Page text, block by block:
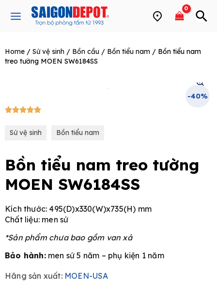
Main
Home / Sứ vệ sinh / Bồn cầu / Bồn tiểu nam / Bồn tiểu nam
treo tường MOEN SW6184SS
-40%
5/5
Sứ vệ sinh Bồn tiểu nam
Bồn tiểu nam treo tường
MOEN SW6184SS
Kích thước: 495(D)x330(W)x735(H) mm
Chất liệu: men sứ
*Sản phẩm chưa bao gồm van xả
Bảo hành:men sứ 5 năm – phụ kiện 1 năm
Hãng sản xuất:MOEN-USA